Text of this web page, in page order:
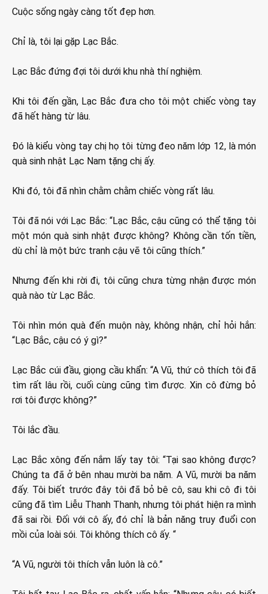
Cuộc sống ngày càng tốt đẹp hơn.
Chỉ là, tôi lại gặp Lạc Bắc.
Lạc Bắc đứng đợi tôi dưới khu nhà thí nghiệm.
Khi tôi đến gần, Lạc Bắc đưa cho tôi một chiếc vòng tay
đã hết hàng từ lâu.
Đó là kiểu vòng tay chị họ tôi từng đeo năm lớp 12, là món
quà sinh nhật Lạc Nam tặng chị ấy.
Khi đó, tôi đã nhìn chằm chằm chiếc vòng rất lâu.
Tôi đã nói với Lạc Bắc: “Lạc Bắc, cậu cũng có thể tặng tôi
một món quà sinh nhật được không? Không cần tốn tiền,
dù chỉ là một bức tranh cậu vẽ tôi cũng thích.”
Nhưng đến khi rời đi, tôi cũng chưa từng nhận được món
quà nào từ Lạc Bắc.
Tôi nhìn món quà đến muộn này, không nhận, chỉ hỏi hắn:
“Lạc Bắc, cậu có ý gì?”
Lạc Bắc cúi đầu, giọng cầu khẩn: “A Vũ, thứ cô thích tôi đã
tìm rất lâu rồi, cuối cùng cũng tìm được. Xin cô đừng bỏ
rơi tôi được không?”
Tôi lắc đầu.
Lạc Bắc xông đến nắm lấy tay tôi: “Tại sao không được?
Chúng ta đã ở bên nhau mười ba năm. A Vũ, mười ba năm
đấy. Tôi biết trước đây tôi đã bỏ bê cô, sau khi cô đi tôi
cũng đã tìm Liễu Thanh Thanh, nhưng tôi phát hiện ra mình
đã sai rồi. Đối với cô ấy, đó chỉ là bản năng truy đuổi con
mồi của loài sói. Tôi không thích cô ấy. “
“A Vũ, người tôi thích vẫn luôn là cô.”